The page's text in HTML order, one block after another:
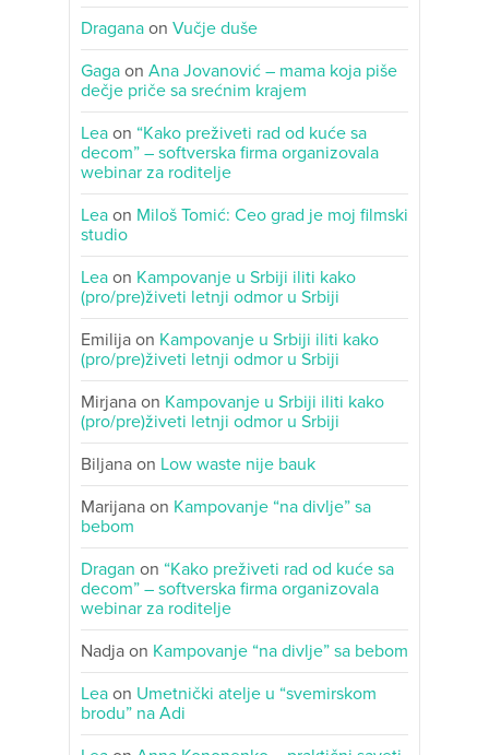
Dragana on Vučje duše
Gaga on Ana Jovanović – mama koja piše
dečje priče sa srećnim krajem
Lea on “Kako preživeti rad od kuće sa
decom” – softverska firma organizovala
webinar za roditelje
Lea on Miloš Tomić: Ceo grad je moj filmski
studio
Lea on Kampovanje u Srbiji iliti kako
(pro/pre)živeti letnji odmor u Srbiji
Emilija on Kampovanje u Srbiji iliti kako
(pro/pre)živeti letnji odmor u Srbiji
Mirjana on Kampovanje u Srbiji iliti kako
(pro/pre)živeti letnji odmor u Srbiji
Biljana on Low waste nije bauk
Marijana on Kampovanje “na divlje” sa
bebom
Dragan on “Kako preživeti rad od kuće sa
decom” – softverska firma organizovala
webinar za roditelje
Nadja on Kampovanje “na divlje” sa bebom
Lea on Umetnički atelje u “svemirskom
brodu” na Adi